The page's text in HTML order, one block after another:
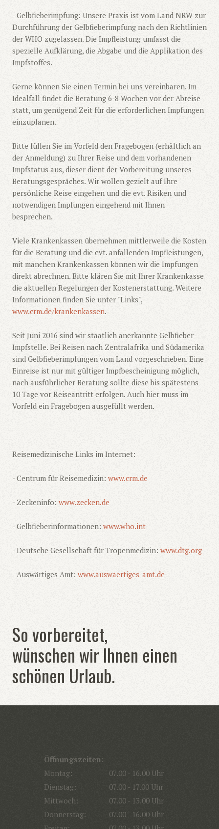
- Gelbfieberimpfung: Unsere Praxis ist vom Land NRW zur
Durchführung der Gelbfieberimpfung nach den Richtlinien
der WHO zugelassen. Die Impfleistung umfasst die
spezielle Aufklärung, die Abgabe und die Applikation des
Impfstoffes.
Gerne können Sie einen Termin bei uns vereinbaren. Im
Idealfall findet die Beratung 6-8 Wochen vor der Abreise
statt, um genügend Zeit für die erforderlichen Impfungen
einzuplanen.
Bitte füllen Sie im Vorfeld den Fragebogen (erhältlich an
der Anmeldung) zu Ihrer Reise und dem vorhandenen
Impfstatus aus, dieser dient der Vorbereitung unseres
Beratungsgespräches. Wir wollen gezielt auf Ihre
persönliche Reise eingehen und die evt. Risiken und
notwendigen Impfungen eingehend mit Ihnen
besprechen.
Viele Krankenkassen übernehmen mittlerweile die Kosten
für die Beratung und die evt. anfallenden Impfleistungen,
mit manchen Krankenkassen können wir die Impfungen
direkt abrechnen. Bitte klären Sie mit Ihrer Krankenkasse
die aktuellen Regelungen der Kostenerstattung. Weitere
Informationen finden Sie unter "Links",
www.crm.de/krankenkassen.
Seit Juni 2016 sind wir staatlich anerkannte Gelbfieber-
Impfstelle. Bei Reisen nach Zentralafrika und Südamerika
sind Gelbfieberimpfungen vom Land vorgeschrieben. Eine
Einreise ist nur mit gültiger Impfbescheinigung möglich,
nach ausführlicher Beratung sollte diese bis spätestens
10 Tage vor Reiseantritt erfolgen. Auch hier muss im
Vorfeld ein Fragebogen ausgefüllt werden.
Reisemedizinische Links im Internet:
- Centrum für Reisemedizin: www.crm.de
- Zeckeninfo: www.zecken.de
- Gelbfieberinformationen: www.who.int
- Deutsche Gesellschaft für Tropenmedizin: www.dtg.org
- Auswärtiges Amt: www.auswaertiges-amt.de
So vorbereitet,
wünschen wir Ihnen einen
schönen Urlaub.
Öffnungszeiten:
Montag:
07.00 - 16.00 Uhr
Dienstag:
07.00 - 17.00 Uhr
Mittwoch:
07.00 - 13.00 Uhr
Donnerstag:
07.00 - 16.00 Uhr